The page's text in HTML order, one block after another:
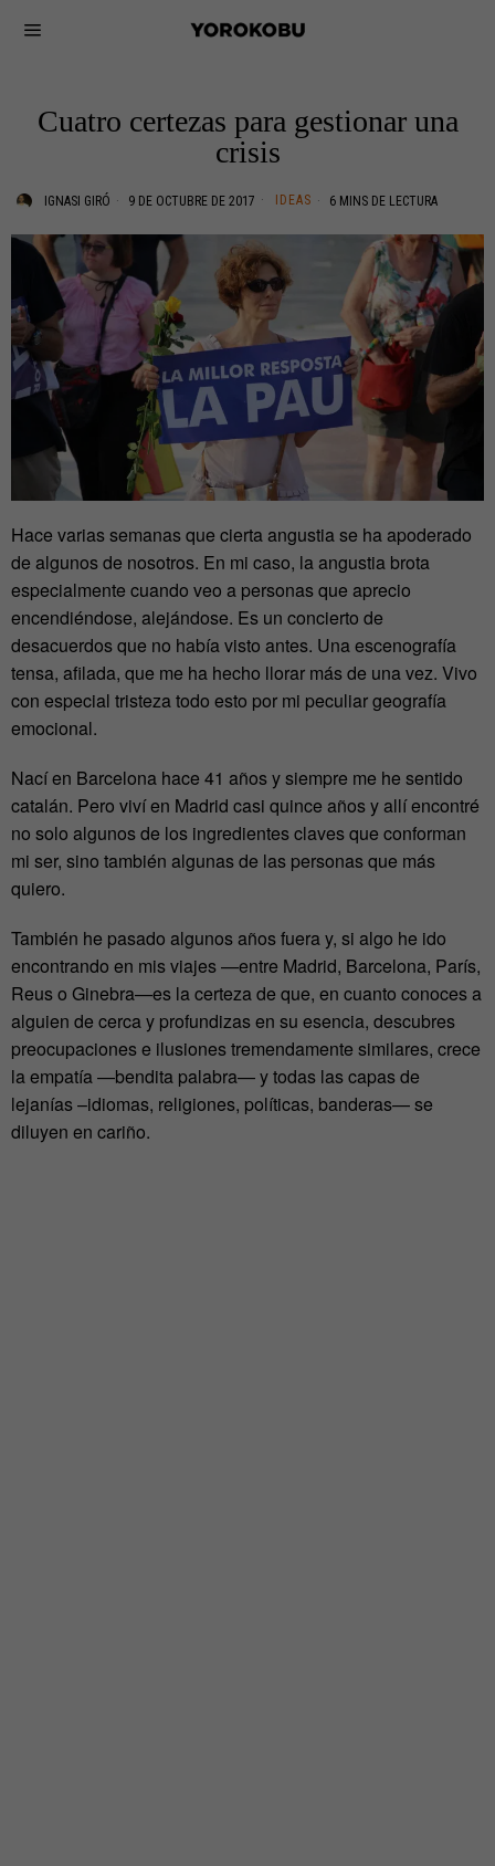
Cuatro certezas para gestionar una
crisis
IGNASI GIRÓ 9 DE OCTUBRE DE 2017 IDEAS 6 MINS DE LECTURA
Hace varias semanas que cierta angustia se ha apoderado
de algunos de nosotros. En mi caso, la angustia brota
especialmente cuando veo a personas que aprecio
encendiéndose, alejándose. Es un concierto de
desacuerdos que no había visto antes. Una escenografía
tensa, afilada, que me ha hecho llorar más de una vez. Vivo
con especial tristeza todo esto por mi peculiar geografía
emocional.
Nací en Barcelona hace 41 años y siempre me he sentido
catalán. Pero viví en Madrid casi quince años y allí encontré
no solo algunos de los ingredientes claves que conforman
mi ser, sino también algunas de las personas que más
quiero.
También he pasado algunos años fuera y, si algo he ido
encontrando en mis viajes —entre Madrid, Barcelona, París,
Reus o Ginebra—es la certeza de que, en cuanto conoces a
alguien de cerca y profundizas en su esencia, descubres
preocupaciones e ilusiones tremendamente similares, crece
la empatía —bendita palabra— y todas las capas de
lejanías –idiomas, religiones, políticas, banderas— se
diluyen en cariño.